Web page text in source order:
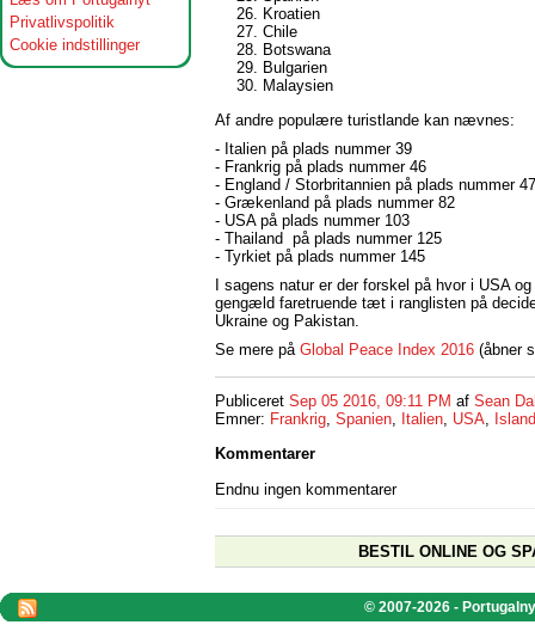
Privatlivspolitik
Cookie indstillinger
Kroatien
Chile
Botswana
Bulgarien
Malaysien
Af andre populære turistlande kan nævnes:
- Italien på plads nummer 39
- Frankrig på plads nummer 46
- England / Storbritannien på plads nummer 47
- Grækenland på plads nummer 82
- USA på plads nummer 103
- Thailand på plads nummer 125
- Tyrkiet på plads nummer 145
I sagens natur er der forskel på hvor i USA
gengæld faretruende tæt i ranglisten på
Ukraine og Pakistan.
Se mere på Global Peace Index 2016 (åbner
Publiceret Sep 05 2016, 09:11 PM af Sean
Emner: Frankrig, Spanien, Italien, USA, Island
Kommentarer
Endnu ingen kommentarer
BESTIL ONLINE OG
© 2007-2026 -